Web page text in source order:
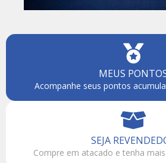
MEUS
Acompanhe seus pontos
SEJA
Compre em atacado e tenha